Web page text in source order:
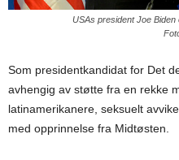
USAs president Joe Biden
Som presidentkandidat for Det
avhengig av støtte fra en rekke
latinamerikanere, seksuelt
med opprinnelse fra Midtøsten.